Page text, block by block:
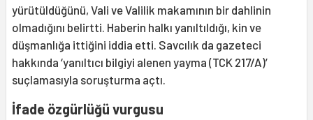
yürütüldüğünü, Vali ve Valilik makamının bir dahlinin
olmadığını belirtti. Haberin halkı yanıltıldığı, kin ve
düşmanlığa ittiğini iddia etti. Savcılık da gazeteci
hakkında ‘yanıltıcı bilgiyi alenen yayma (TCK 217/A)’
suçlamasıyla soruşturma açtı.
İfade özgürlüğü vurgusu